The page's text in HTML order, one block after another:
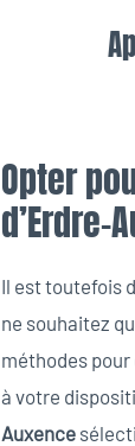
Opter
d’Erdre-
Il est toutefois
ne souhaitez
méthodes
à votre
Auxence